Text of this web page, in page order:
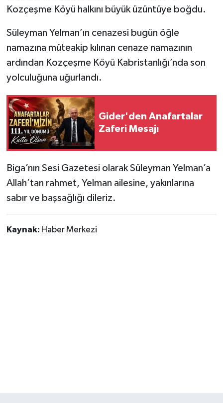
Kozçeşme Köyü halkını büyük üzüntüye boğdu.
Süleyman Yelman’ın cenazesi bugün öğle
namazına müteakip kılınan cenaze namazının
ardından Kozçeşme Köyü Kabristanlığı’nda son
yolculuğuna uğurlandı.
Gider'den Anafartalar
Zaferi Mesajı
Biga’nın Sesi Gazetesi olarak Süleyman Yelman’a
Allah’tan rahmet, Yelman ailesine, yakınlarına
sabır ve başsağlığı dileriz.
Kaynak: Haber Merkezi
Spor
Tarım ve Ekonomi
Ulusal
Yaşam